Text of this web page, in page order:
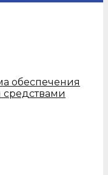
обеспечения